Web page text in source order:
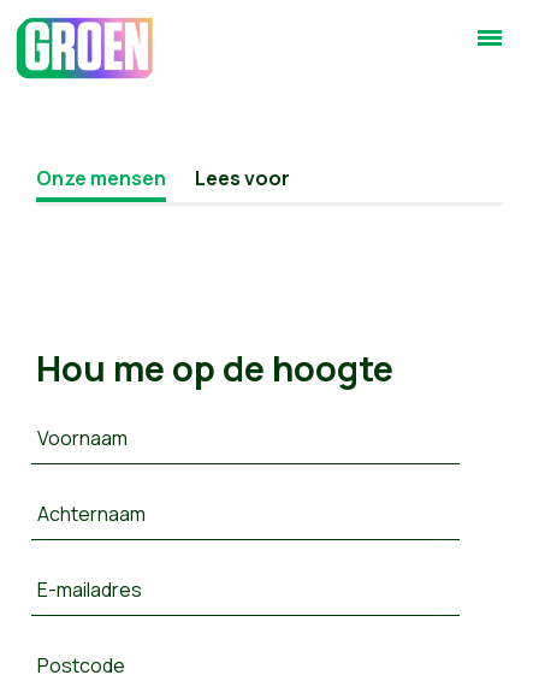
Onze mensen Lees voor
Hou me op de hoogte
Voornaam
Achternaam
E-mailadres
Postcode